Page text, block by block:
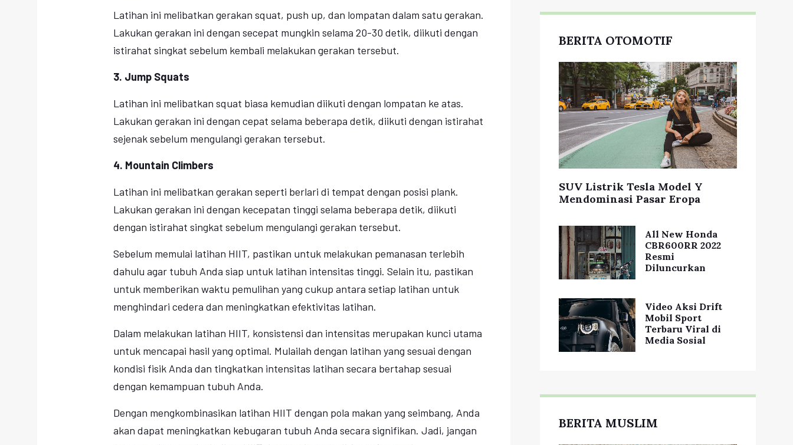
Latihan ini melibatkan gerakan squat, push up, dan lompatan dalam satu gerakan.
Lakukan gerakan ini dengan secepat mungkin selama 20-30 detik, diikuti dengan
istirahat singkat sebelum kembali melakukan gerakan tersebut.
3. Jump Squats
Latihan ini melibatkan squat biasa kemudian diikuti dengan lompatan ke atas.
Lakukan gerakan ini dengan cepat selama beberapa detik, diikuti dengan istirahat
sejenak sebelum mengulangi gerakan tersebut.
4. Mountain Climbers
Latihan ini melibatkan gerakan seperti berlari di tempat dengan posisi plank.
Lakukan gerakan ini dengan kecepatan tinggi selama beberapa detik, diikuti
dengan istirahat singkat sebelum mengulangi gerakan tersebut.
Sebelum memulai latihan HIIT, pastikan untuk melakukan pemanasan terlebih
dahulu agar tubuh Anda siap untuk latihan intensitas tinggi. Selain itu, pastikan
untuk memberikan waktu pemulihan yang cukup antara setiap latihan untuk
menghindari cedera dan meningkatkan efektivitas latihan.
Dalam melakukan latihan HIIT, konsistensi dan intensitas merupakan kunci utama
untuk mencapai hasil yang optimal. Mulailah dengan latihan yang sesuai dengan
kondisi fisik Anda dan tingkatkan intensitas latihan secara bertahap sesuai
dengan kemampuan tubuh Anda.
Dengan mengkombinasikan latihan HIIT dengan pola makan yang seimbang, Anda
akan dapat meningkatkan kebugaran tubuh Anda secara signifikan. Jadi, jangan
BERITA OTOMOTIF
SUV Listrik Tesla Model Y
Mendominasi Pasar Eropa
All New Honda
CBR600RR 2022
Resmi
Diluncurkan
Video Aksi Drift
Mobil Sport
Terbaru Viral di
Media Sosial
BERITA MUSLIM